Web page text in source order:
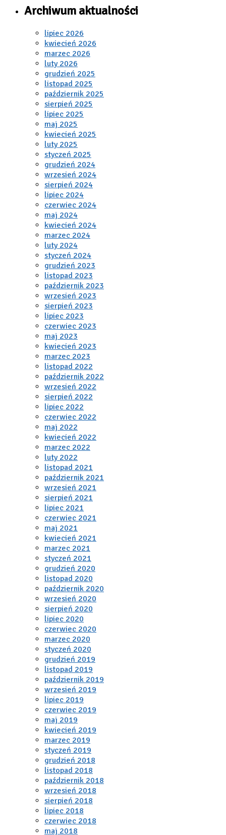
Archiwum aktualności
lipiec 2026
kwiecień 2026
marzec 2026
luty 2026
grudzień 2025
listopad 2025
październik 2025
sierpień 2025
lipiec 2025
maj 2025
kwiecień 2025
luty 2025
styczeń 2025
grudzień 2024
wrzesień 2024
sierpień 2024
lipiec 2024
czerwiec 2024
maj 2024
kwiecień 2024
marzec 2024
luty 2024
styczeń 2024
grudzień 2023
listopad 2023
październik 2023
wrzesień 2023
sierpień 2023
lipiec 2023
czerwiec 2023
maj 2023
kwiecień 2023
marzec 2023
listopad 2022
październik 2022
wrzesień 2022
sierpień 2022
lipiec 2022
czerwiec 2022
maj 2022
kwiecień 2022
marzec 2022
luty 2022
listopad 2021
październik 2021
wrzesień 2021
sierpień 2021
lipiec 2021
czerwiec 2021
maj 2021
kwiecień 2021
marzec 2021
styczeń 2021
grudzień 2020
listopad 2020
październik 2020
wrzesień 2020
sierpień 2020
lipiec 2020
czerwiec 2020
marzec 2020
styczeń 2020
grudzień 2019
listopad 2019
październik 2019
wrzesień 2019
lipiec 2019
czerwiec 2019
maj 2019
kwiecień 2019
marzec 2019
styczeń 2019
grudzień 2018
listopad 2018
październik 2018
wrzesień 2018
sierpień 2018
lipiec 2018
czerwiec 2018
maj 2018